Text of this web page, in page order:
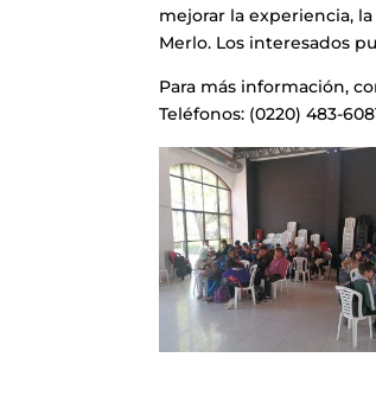
mejorar la experiencia,
Merlo. Los interesados
Para más información,
Teléfonos: (0220) 483-